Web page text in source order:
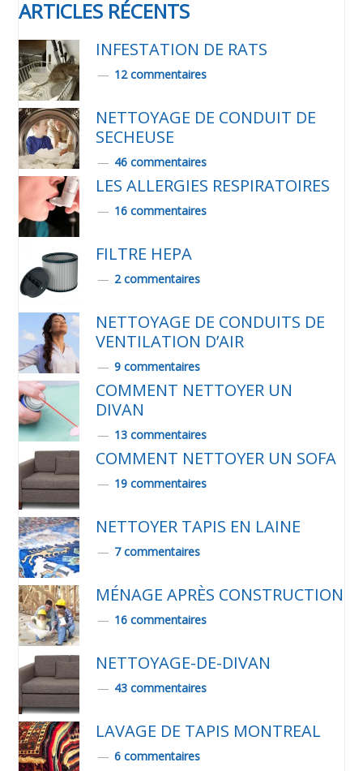
ARTICLES RÉCENTS
INFESTATION DE RATS
12 commentaires
NETTOYAGE DE CONDUIT DE
SECHEUSE
46 commentaires
LES ALLERGIES RESPIRATOIRES
16 commentaires
FILTRE HEPA
2 commentaires
NETTOYAGE DE CONDUITS DE
VENTILATION D’AIR
9 commentaires
COMMENT NETTOYER UN
DIVAN
13 commentaires
COMMENT NETTOYER UN SOFA
19 commentaires
NETTOYER TAPIS EN LAINE
7 commentaires
MÉNAGE APRÈS CONSTRUCTION
16 commentaires
NETTOYAGE-DE-DIVAN
43 commentaires
LAVAGE DE TAPIS MONTREAL
6 commentaires